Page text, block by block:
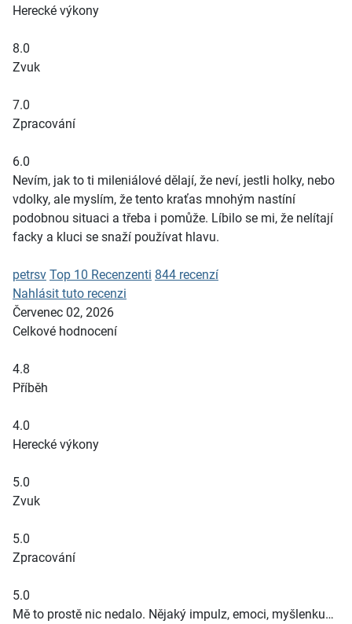
Herecké výkony
8.0
Zvuk
7.0
Zpracování
6.0
Nevím, jak to ti mileniálové dělají, že neví, jestli holky, nebo
vdolky, ale myslím, že tento kraťas mnohým nastíní
podobnou situaci a třeba i pomůže. Líbilo se mi, že nelítají
facky a kluci se snaží používat hlavu.
petrsv Top 10 Recenzenti 844 recenzí
Nahlásit tuto recenzi
Červenec 02, 2026
Celkové hodnocení
4.8
Příběh
4.0
Herecké výkony
5.0
Zvuk
5.0
Zpracování
5.0
Mě to prostě nic nedalo. Nějaký impulz, emoci, myšlenku…